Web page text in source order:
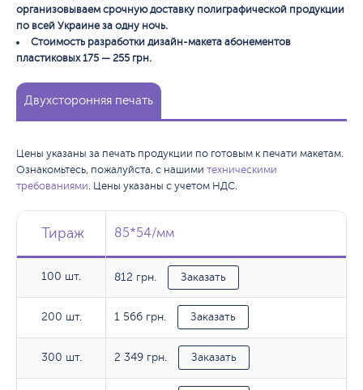
организовываем срочную доставку полиграфической продукции
по всей Украине за одну ночь.
Стоимость разработки дизайн-макета абонементов
пластиковых 175 — 255 грн.
Двухсторонняя печать
Цены указаны за печать продукции по готовым к печати макетам.
Ознакомьтесь, пожалуйста, с нашими техническими
требованиями. Цены указаны с учетом НДС.
Тираж
100 шт.
200 шт.
300 шт.
Тираж 85*54/мм
Тираж 85*54/мм
100 шт. 812 грн. Заказать
200 шт. 1 566 грн. Заказать
300 шт. 2 349 грн. Заказать